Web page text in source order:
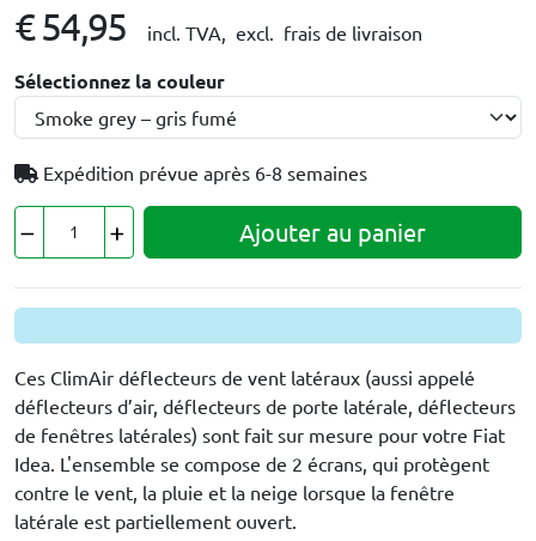
€ 54,95 incl. TVA, excl. frais de livraison
Sélectionnez la couleur
Expédition prévue après 6-8 semaines
Ajouter au panier
Ces ClimAir déflecteurs de vent latéraux (aussi appelé
déflecteurs d’air, déflecteurs de porte latérale, déflecteurs
de fenêtres latérales) sont fait sur mesure pour votre Fiat
Idea. L'ensemble se compose de 2 écrans, qui protègent
contre le vent, la pluie et la neige lorsque la fenêtre
latérale est partiellement ouvert.